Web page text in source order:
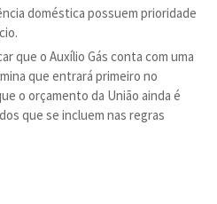
doméstica possuem prioridade
que o Auxílio Gás conta com uma
que entrará primeiro no
o orçamento da União ainda é
que se incluem nas regras